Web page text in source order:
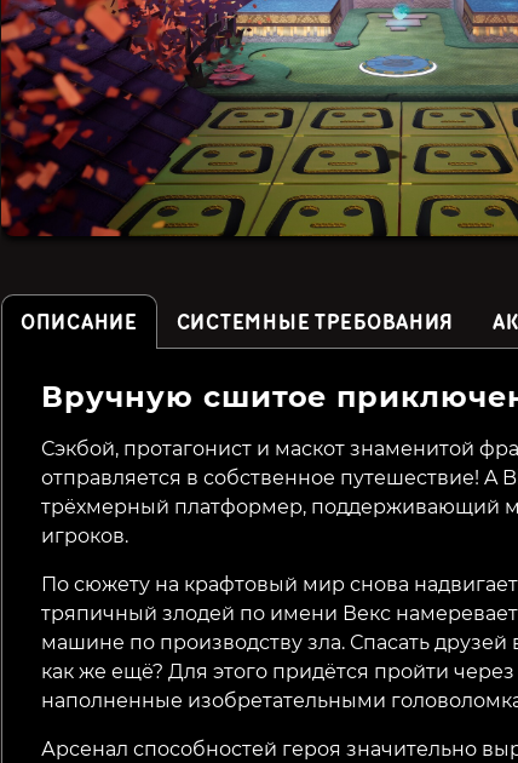
77% 349₽ 51% 29₽
ОПИСАНИЕ СИСТЕМНЫЕ ТРЕБОВАНИЯ
Вручную сшитое
Сэкбой, протагонист и маскот знаменитой
отправляется в собственное путешествие! A
трёхмерный платформер, поддерживающий
игроков.
По сюжету на крафтовый мир снова
тряпичный злодей по имени Векс
машине по производству зла. Спасать
как же ещё? Для этого придётся пройти
наполненные изобретательными
Арсенал способностей героя значительно